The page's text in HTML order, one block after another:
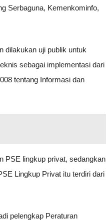
Serbaguna, Kemenkominfo,
dilakukan uji publik untuk
sebagai implementasi dari
tentang Informasi dan
PSE lingkup privat, sedangkan
Lingkup Privat itu terdiri dari
pelengkap Peraturan